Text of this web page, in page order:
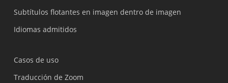
Subtítulos flotantes en imagen dentro de imagen
Idiomas admitidos
Casos de uso
Traducción de Zoom